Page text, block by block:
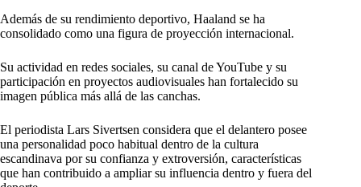
Además de su rendimiento deportivo, Haaland se ha
consolidado como una figura de proyección internacional.
Su actividad en redes sociales, su canal de YouTube y su
participación en proyectos audiovisuales han fortalecido su
imagen pública más allá de las canchas.
El periodista Lars Sivertsen considera que el delantero posee
una personalidad poco habitual dentro de la cultura
escandinava por su confianza y extroversión, características
que han contribuido a ampliar su influencia dentro y fuera del